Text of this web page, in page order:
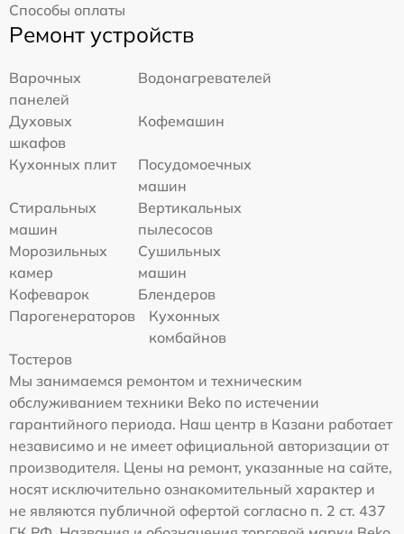
Способы оплаты
Ремонт устройств
Варочных
панелей
Водонагревателей
Духовых
шкафов
Кофемашин
Кухонных плит
Посудомоечных
машин
Стиральных
машин
Вертикальных
пылесосов
Морозильных
камер
Сушильных
машин
Кофеварок
Блендеров
Парогенераторов
Кухонных
комбайнов
Тостеров
Мы занимаемся ремонтом и техническим
обслуживанием техники Beko по истечении
гарантийного периода. Наш центр в Казани работает
независимо и не имеет официальной авторизации от
производителя. Цены на ремонт, указанные на сайте,
носят исключительно ознакомительный характер и
не являются публичной офертой согласно п. 2 ст. 437